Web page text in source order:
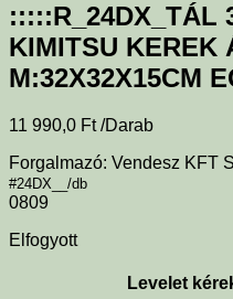
:::::R_24DX_TÁL
KIMITSU KEREK
M:32X32X15CM
11 990,0 Ft /Darab
Forgalmazó: Vendesz KFT
#24DX__/db
0809
Elfogyott
Levelet